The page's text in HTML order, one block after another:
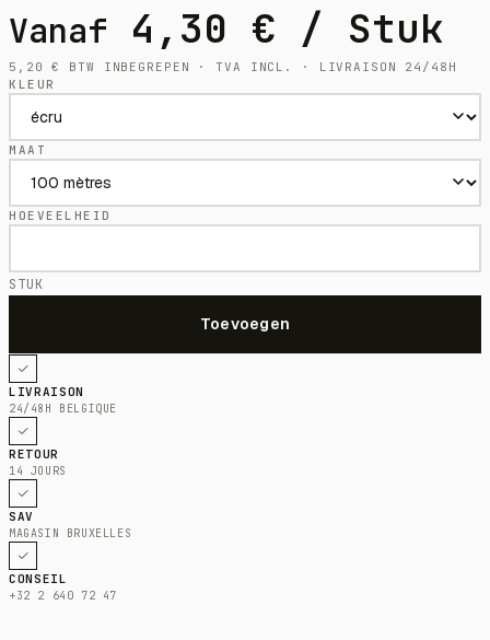
Vanaf 4,30 € / Stuk
5,20€
BTW INBEGREPEN · TVA INCL. · LIVRAISON 24/48H
KLEUR
MAAT
HOEVEELHEID
STUK
LIVRAISON
24/48H BELGIQUE
RETOUR
14 JOURS
SAV
MAGASIN BRUXELLES
CONSEIL
+32 2 640 72 47